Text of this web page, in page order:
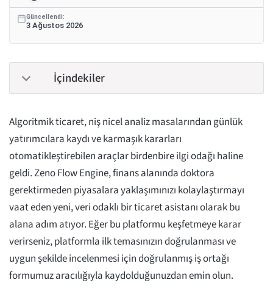
Güncellendi:
3 Ağustos 2026
İçindekiler
Algoritmik ticaret, niş nicel analiz masalarından günlük
yatırımcılara kaydı ve karmaşık kararları
otomatikleştirebilen araçlar birdenbire ilgi odağı haline
geldi. Zeno Flow Engine, finans alanında doktora
gerektirmeden piyasalara yaklaşımınızı kolaylaştırmayı
vaat eden yeni, veri odaklı bir ticaret asistanı olarak bu
alana adım atıyor. Eğer bu platformu keşfetmeye karar
verirseniz, platformla ilk temasınızın doğrulanması ve
uygun şekilde incelenmesi için doğrulanmış iş ortağı
formumuz aracılığıyla kaydolduğunuzdan emin olun.